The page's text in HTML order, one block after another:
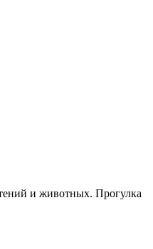
и животных. Прогулка